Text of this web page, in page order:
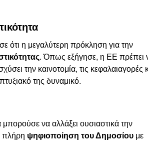
η μεγαλύτερη πρόκληση για την
. Όπως εξήγησε, η ΕΕ πρέπει
την καινοτομία, τις κεφαλαιαγορές
της δυναμικό.
να αλλάξει ουσιαστικά την
πλήρη ψηφιοποίηση του Δημοσίου με